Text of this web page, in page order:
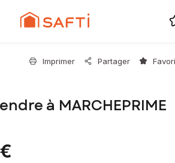
Imprimer Partager
à MARCHEPRIME